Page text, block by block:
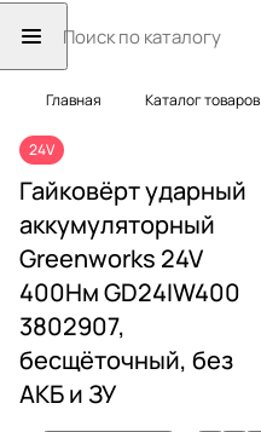
Главная Каталог товаров
24V
Гайковёрт ударный
аккумуляторный
Greenworks 24V
400Нм GD24IW400
3802907,
бесщёточный, без
АКБ и ЗУ